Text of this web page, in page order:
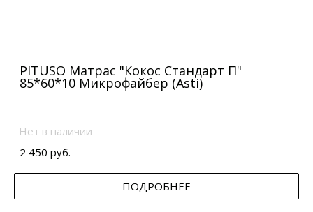
PITUSO Матрас "Кокос Стандарт П"
85*60*10 Микрофайбер (Asti)
Нет в наличии
2 450 руб.
ПОДРОБНЕЕ